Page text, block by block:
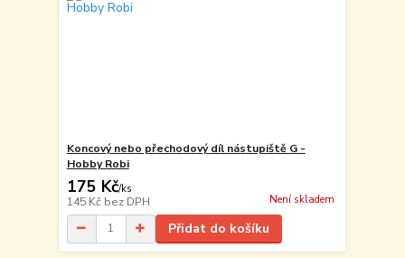
Koncový nebo přechodový díl nástupiště G -
Hobby Robi
175 Kč/ks
145 Kč bez DPH Není skladem
Přidat do košíku